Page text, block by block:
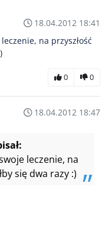
18.04.2012 18:41
na przyszłość
0 0
18.04.2012 18:47
leczenie, na
się dwa razy :)